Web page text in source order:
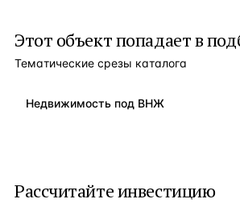
Этот объект попадает в
Тематические срезы каталога
Недвижимость под ВНЖ
Рассчитайте инвестицию